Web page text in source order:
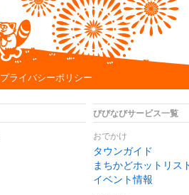
プライバシーポリシー
びびなびサービス一覧
おでかけ
タウンガイド
まちかどホットリス
イベント情報